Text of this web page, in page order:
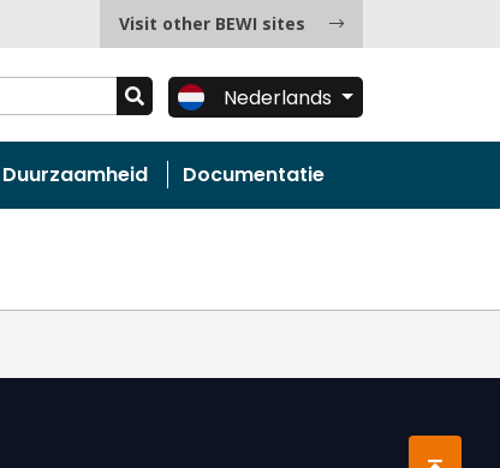
Visit other BEWI sites
Nederlands
Duurzaamheid Documentatie